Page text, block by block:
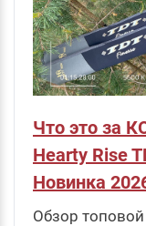
Что это за
Hearty Rise
Новинка
Обзор